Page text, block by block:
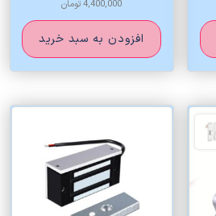
4,400,000تومان
افزودن به سبد خرید